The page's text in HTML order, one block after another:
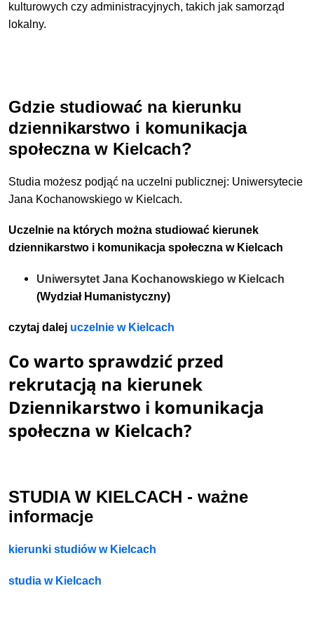
kulturowych czy administracyjnych, takich jak samorząd
lokalny.
Gdzie studiować na kierunku
dziennikarstwo i komunikacja
społeczna w Kielcach?
Studia możesz podjąć na uczelni publicznej: Uniwersytecie
Jana Kochanowskiego w Kielcach.
Uczelnie na których można studiować kierunek
dziennikarstwo i komunikacja społeczna w Kielcach
Uniwersytet Jana Kochanowskiego w Kielcach
(Wydział Humanistyczny)
czytaj dalej uczelnie w Kielcach
Co warto sprawdzić przed
rekrutacją na kierunek
Dziennikarstwo i komunikacja
społeczna w Kielcach?
STUDIA W KIELCACH - ważne
informacje
kierunki studiów w Kielcach
studia w Kielcach